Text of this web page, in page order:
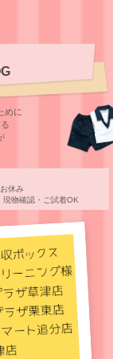
めに
休み
物確認・ご試着OK